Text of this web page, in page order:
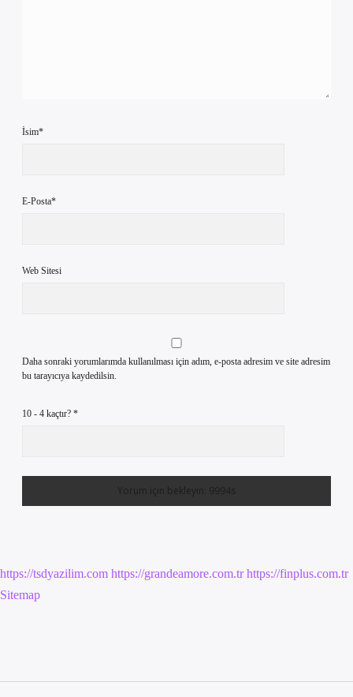
İsim*
E-Posta*
Web Sitesi
Daha sonraki yorumlarımda kullanılması için adım, e-posta adresim ve site adresim
bu tarayıcıya kaydedilsin.
10 - 4 kaçtır? *
https://tsdyazilim.com https://grandeamore.com.tr https://finplus.com.tr
Sitemap